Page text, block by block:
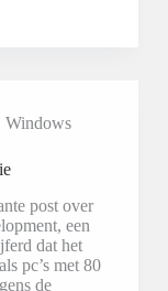
Windows
post over
een
dat het
pc’s met 80
de